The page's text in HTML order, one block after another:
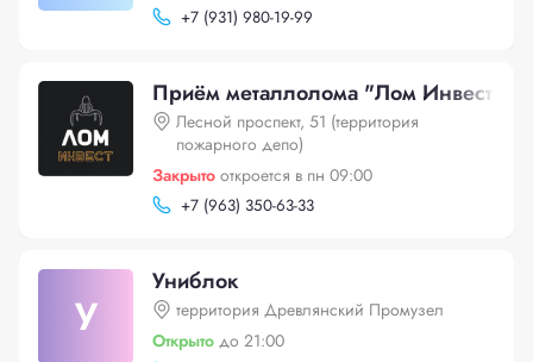
+7 (931) 980-19-99
Приём металлолома "Лом Инвест"
Лесной проспект, 51 (территория
пожарного депо)
Закрыто откроется в пн 09:00
+7 (963) 350-63-33
У
Униблок
территория Древлянский Промузел
Открыто до 21:00